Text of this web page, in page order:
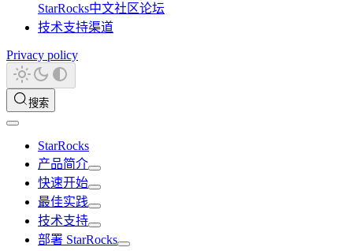
StarRocks中文社区论坛
技术支持渠道
Privacy policy
搜索
StarRocks
产品简介
快速开始
最佳实践
技术支持
部署 StarRocks